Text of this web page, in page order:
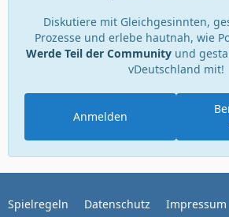
Diskutiere mit Gleichgesinnten,
Prozesse und erlebe hautnah, wie
Werde Teil der Communityund
vDeutschland mit!
Anmelden
Spielregeln Datenschutz Impressum